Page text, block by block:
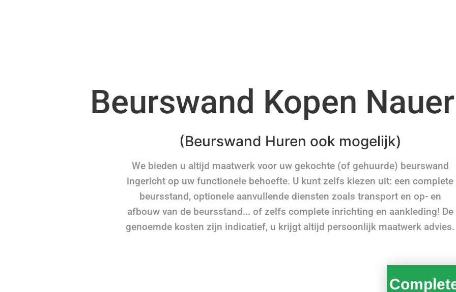
Beurswand Kopen
(Beurswand Huren ook mogelijk)
We bieden u altijd maatwerk voor uw gekochte (of gehuurde) beurswand
ingericht op uw functionele behoefte. U kunt zelfs kiezen uit: een complete
beursstand, optionele aanvullende diensten zoals transport en op- en
afbouw van de beursstand... of zelfs complete inrichting en aankleding! De
genoemde kosten zijn indicatief, u krijgt altijd persoonlijk maatwerk advies.